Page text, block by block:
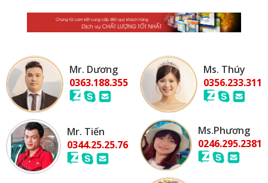
Mr. Dương
0363.188.355
Ms. Thúy
0356.233.311
Mr. Tiến
0344.25.25.76
Ms.Phương
0246.295.2381